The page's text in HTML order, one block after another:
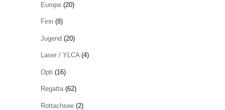
Europe(20)
Finn(8)
Jugend(20)
Laser / YLCA(4)
Opti (16)
Regatta(62)
Rottachsee(2)